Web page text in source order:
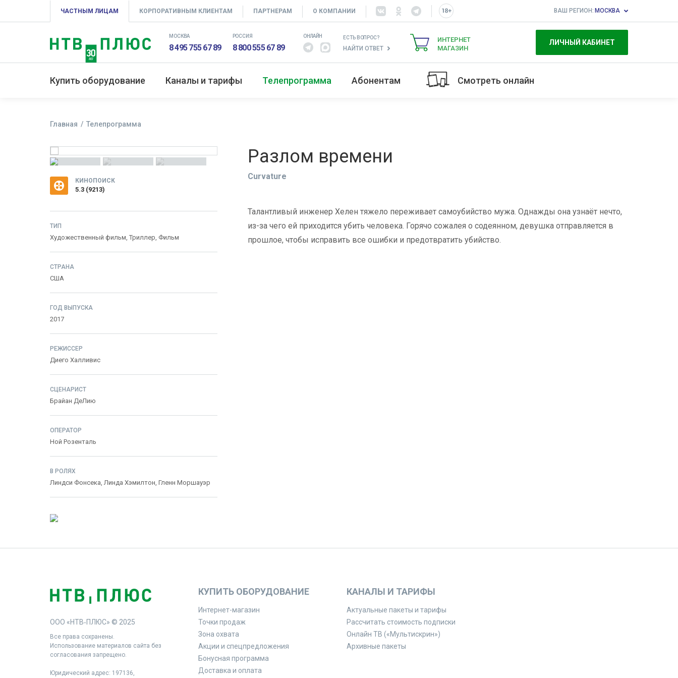
ЧАСТНЫМ ЛИЦАМ КОРПОРАТИВНЫМ КЛИЕНТАМ ПАРТНЕРАМ О КОМПАНИИ ВАШ РЕГИОН: МОСКВА
МОСКВА
8 495 755 67 89
РОССИЯ
8 800 555 67 89
ОНЛАЙН ЕСТЬ ВОПРОС?
НАЙТИ ОТВЕТ
ИНТЕРНЕТ
МАГАЗИН
ЛИЧНЫЙ КАБИНЕТ
Купить оборудование Каналы и тарифы Телепрограмма Абонентам Смотреть онлайн
Главная Телепрограмма
КИНОПОИСК
5.3 (9213)
ТИП
Художественный фильм, Триллер, Фильм
СТРАНА
США
ГОД ВЫПУСКА
2017
РЕЖИССЕР
Диего Халливис
СЦЕНАРИСТ
Брайан ДеЛию
ОПЕРАТОР
Ной Розенталь
В РОЛЯХ
Линдси Фонсека, Линда Хэмилтон, Гленн Моршауэр
Разлом времени
Curvature
Талантливый инженер Хелен тяжело переживает самоубийство мужа. Однажды она узнаёт нечто,
из-за чего ей приходится убить человека. Горячо сожалея о содеянном, девушка отправляется в
прошлое, чтобы исправить все ошибки и предотвратить убийство.
ООО «НТВ‑ПЛЮС» © 2025
Все права сохранены.
Использование материалов сайта без
согласования запрещено.
Юридический адрес: 197136,
КУПИТЬ ОБОРУДОВАНИЕ
Интернет-магазин
Точки продаж
Зона охвата
Акции и спецпредложения
Бонусная программа
Доставка и оплата
КАНАЛЫ И ТАРИФЫ
Актуальные пакеты и тарифы
Рассчитать стоимость подписки
Онлайн ТВ («Мультискрин»)
Архивные пакеты